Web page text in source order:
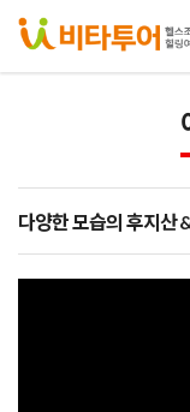
다양한 모습의 후지산